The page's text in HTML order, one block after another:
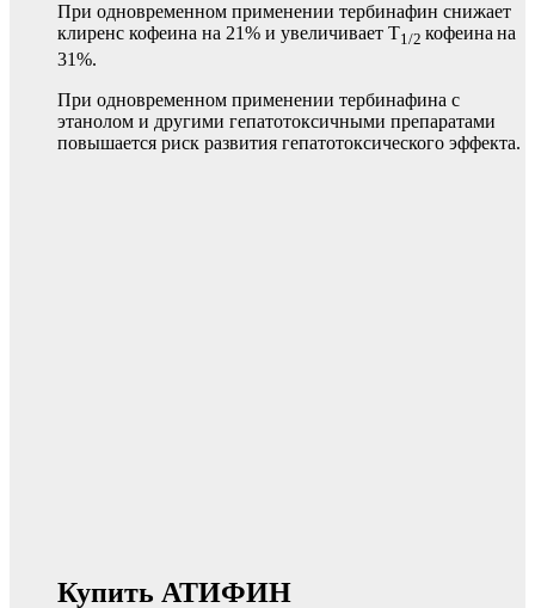
При одновременном применении тербинафин снижает
клиренс кофеина на 21% и увеличивает T1/2 кофеина на
31%.
При одновременном применении тербинафина с
этанолом и другими гепатотоксичными препаратами
повышается риск развития гепатотоксического эффекта.
Купить АТИФИН